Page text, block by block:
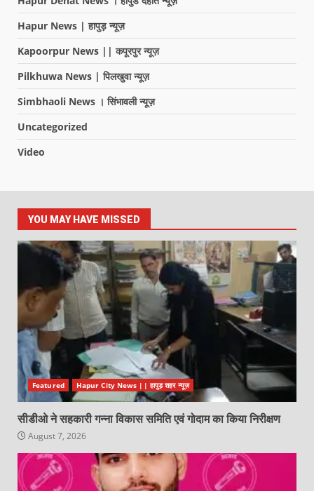
Hapur News | हापुड़ न्यूज़
Kapoorpur News || कपूरपुर न्यूज़
Pilkhuwa News | पिलखुवा न्यूज़
Simbhaoli News । सिंभावली न्यूज़
Uncategorized
Video
YOU MAY HAVE MISSED
Featured Hapur City News || हापुड़ शहर न्यूज़
सीडीओ ने सहकारी गन्ना विकास समिति एवं गोदाम का किया निरीक्षण
August 7, 2026